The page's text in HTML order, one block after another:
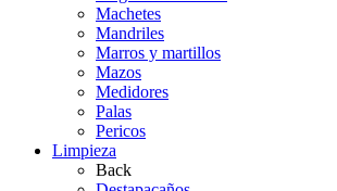
Machetes
Mandriles
Marros y martillos
Mazos
Medidores
Palas
Pericos
Limpieza
Back